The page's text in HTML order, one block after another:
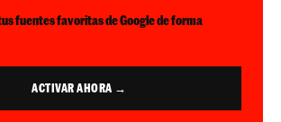
fuentes favoritas de Google de forma
ACTIVAR AHORA →